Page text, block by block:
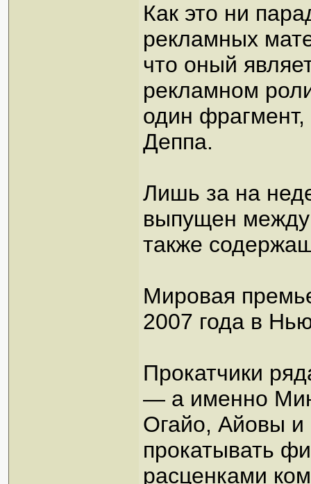
Как это ни
рекламных
что оный
рекламном
один
Деппа.
Лишь за на
выпущен
также
Мировая
2007 года в
Прокатчики
— а именно
Огайо, Айовы
прокатывать
расценками